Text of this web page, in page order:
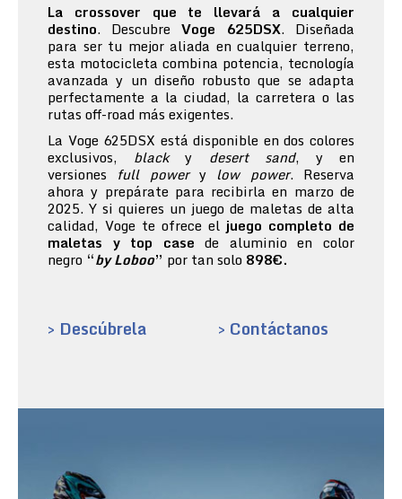
La crossover que te llevará a cualquier
destino. Descubre Voge 625DSX. Diseñada
para ser tu mejor aliada en cualquier terreno,
esta motocicleta combina potencia, tecnología
avanzada y un diseño robusto que se adapta
perfectamente a la ciudad, la carretera o las
rutas off-road más exigentes.
La Voge 625DSX está disponible en dos colores
exclusivos, blacky desert sand, y en
versiones full powery low power. Reserva
ahora y prepárate para recibirla en marzo de
2025. Y si quieres un juego de maletas de alta
calidad, Voge te ofrece el juego completo de
maletas y top case de aluminio en color
negro “by Loboo” por tan solo 898€.
> Descúbrela > Contáctanos